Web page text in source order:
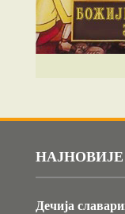
НАЈНОВИЈЕ
Дечија